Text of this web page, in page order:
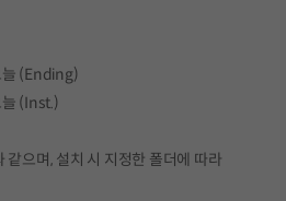
늘 (Ending)
(Inst.)
으며, 설치 시 지정한 폴더에 따라